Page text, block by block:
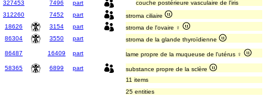
327453
7496 part
couche postérieure vasculaire de l'iris
312260
7452 part
stroma ciliaire
18626
3154 part
stroma de l'ovaire ♀
86304
3550 part stroma de la glande thyroïdienne
86487 16409 part lame propre de la muqueuse de l'utérus ♀
58365 6899 part
substance propre de la sclère
11 items
25 entities